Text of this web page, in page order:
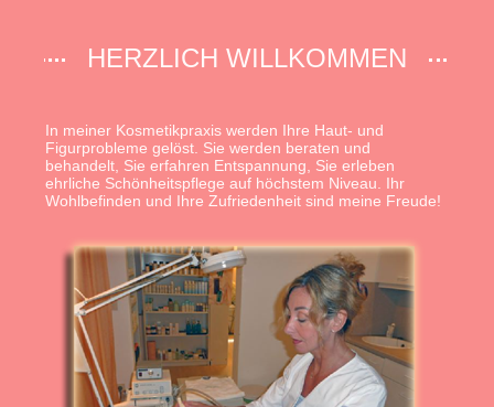
HERZLICH WILLKOMMEN
In meiner Kosmetikpraxis werden Ihre Haut- und
Figurprobleme gelöst. Sie werden beraten und
behandelt, Sie erfahren Entspannung, Sie erleben
ehrliche Schönheitspflege auf höchstem Niveau. Ihr
Wohlbefinden und Ihre Zufriedenheit sind meine Freude!